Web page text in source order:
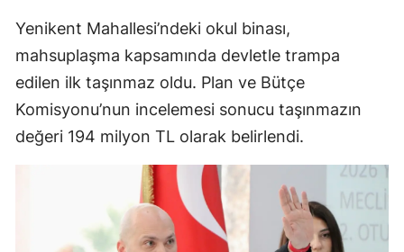
Yenikent Mahallesi’ndeki okul binası,
mahsuplaşma kapsamında devletle trampa
edilen ilk taşınmaz oldu. Plan ve Bütçe
Komisyonu’nun incelemesi sonucu taşınmazın
değeri 194 milyon TL olarak belirlendi.